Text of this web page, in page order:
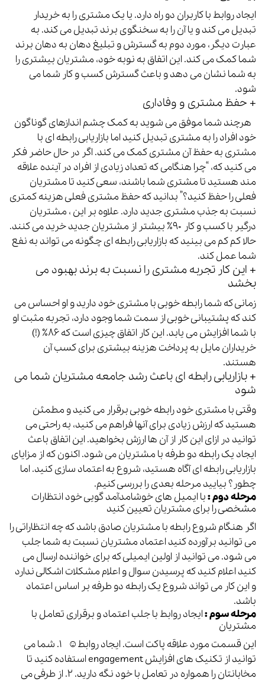
ایجاد روابط با کاربران دو راه دارد. یا یک مشتری را به خریدار
تبدیل می کند و یا آن را به سخنگوی برند تبدیل می کند. به
عبارت دیگر، مورد دوم به گسترش و تبلیغ دهان به دهان برند
شما کمک می کند. این اتفاق به نوبه خود، مشتریان بیشتری را
به شما نشان می دهد و باعث گسترش کسب و کار شما می
شود.
+ حفظ مشتری و وفاداری
هرچند شما موفق می شوید به کمک چشم اندازهای گوناگون
خود افراد را به مشتری تبدیل کنید اما بازاریابی رابطه ای با
مشتری به حفظ آن مشتری کمک می کند. اگر در حال حاضر فکر
می کنید که، “چرا هنگامی که تعداد زیادی از افراد در آینده علاقه
مند هستید تا مشتری شما باشند، سعی کنید تا مشتریان
فعلی را حفظ کنید؟” بدانید که حفظ مشتری فعلی هزینه کمتری
نسبت به جذب مشتری جدید دارد. علاوه بر این ، مشتریان
درگیر با کسب و کار ۹۰
٪ بیشتر از مشتریان جدید خرید می کنند.
حالا کم کم می بینید که بازاریابی رابطه ای چگونه می تواند به نفع
شما عمل کند.
+ این کار تجربه مشتریرا نسبت به برند بهبود می
بخشد
زمانی که شما رابطه خوبی با مشتری خود دارید و او احساس می
کند که پشتیبانی خوبی از سمت شما وجود دارد، تجربه مثبت او
با شما افزایش می یابد. این کار اتفاق چیزی است که ۸۶
٪ (!)
خریداران مایل به پرداخت هزینه بیشتری برای کسب آن
هستند.
+ بازاریابی رابطه ای باعث رشد جامعه مشتریان شما می
شود
وقتی با مشتری خود رابطه خوبی برقرار می کنید و مطمئن
هستید که ارزش زیادی برای آنها فراهم می کنید، به راحتی می
توانید در ازای این کار از آن ها ارزش بخواهید. این اتفاق باعث
ایجاد یک رابطه دو طرفه با مشتریان می شود. اکنون که از مزایای
بازاریابی رابطه ای آگاه هستید، شروع به اعتماد سازی کنید. اما
چطور؟ بیایید مرحله بعدی را بررسی کنیم.
مرحله دوم :با ایمیل هایخوشامدآمد گوییخود انتظارات
مشخصی را برای مشتریان تعیین کنید
اگر هنگام شروع رابطه با مشتریان صادق باشد که چه انتظاراتی را
می توانید برآورده کنید اعتماد مشتریان نسبت به شما جلب
می شود.می توانید از اولین ایمیلی که برای خواننده ارسال می
کنید اعلام کنید که پرسیدن سوال و اعلام مشکلات اشکالی ندارد
و این کار می تواند شروع یک رابطه دو طرفه بر اساس اعتماد
باشد.
مرحله سوم :ایجاد روابط با جلب اعتماد و برقراری تعامل با
مشتریان
این قسمت مورد علاقه پاکت است. ایجاد روابط☺
۱. شما می
توانید از تکنیک های افزایش engagement استفاده کنید تا
مخابانتان را همواره در تعامل با خود نگه دارید.
۲. از طرفی می